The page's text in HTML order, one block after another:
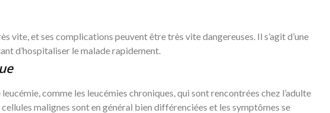
vite, et ses complications peuvent être très vite dangereuses. Il s’agit d’une
d’hospitaliser le malade rapidement.
comme les leucémies chroniques, qui sont rencontrées chez l’adulte
cellules malignes sont en général bien différenciées et les symptômes se